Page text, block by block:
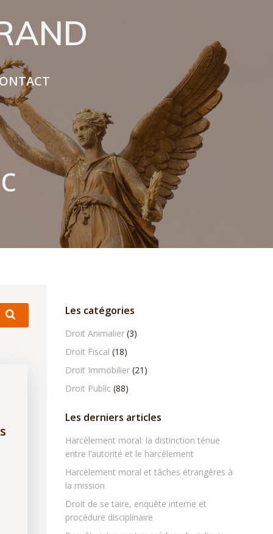
Les catégories
Droit Animalier(3)
Droit Fiscal (18)
Droit Immobilier(21)
Droit Public (88)
Les derniers articles
Harcèlement moral: la distinction ténue
entre l’autorité et le harcèlement
Harcèlement moral et tâches étrangères à
la mission
Droit de se taire, enquête interne et
procédure disciplinaire